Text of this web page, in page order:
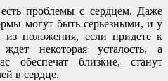
проблемы с сердцем. Даже
могут быть серьезными, и у
положения, если придете к
некоторая усталость, а
обеспечат близкие, станут
в сердце.